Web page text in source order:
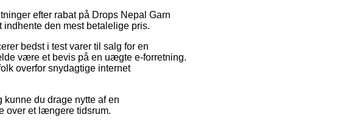
efter rabat på Drops Nepal Garn
den mest betalelige pris.
bedst i test varer til salg for en
være et bevis på en uægte e-forretning.
overfor snydagtige internet
du drage nytte af en
over et længere tidsrum.